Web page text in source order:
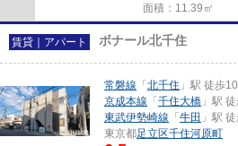
面積：11.39㎡
賃貸｜アパート ボナール北千住
常磐線 「北千住 」駅 徒歩
京成本線 「千住大橋 」駅
東武伊勢崎線 「牛田 」駅
東京都足立区千住河原町